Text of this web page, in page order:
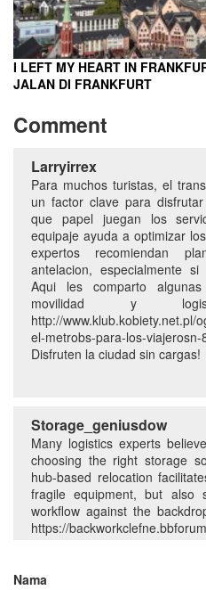
I LEFT MY HEART IN
JALAN DI FRANKFURT
Comment
Larryirrex
Para muchos turistas, el
un factor clave para
que papel juegan los
equipaje ayuda a optimizar
expertos recomiendan
antelacion, especialmente
Aqui les comparto
movilidad y
http://www.klub.kobiety.net.pl/
el-metrobs-para-los-
Disfruten la ciudad sin cargas!
Storage_geniusdow
Many logistics experts
choosing the right storage
hub-based relocation
fragile equipment, but also
workflow against the
https://
Nama